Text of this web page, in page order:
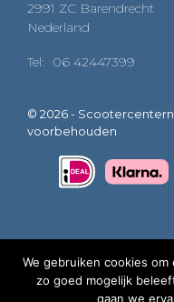
2991 ZC Barendrecht
Nederland
Tel: 06 42447399
© 2026 -
voorbehouden
We gebruiken cookies
zo goed mogelijk
gaan we